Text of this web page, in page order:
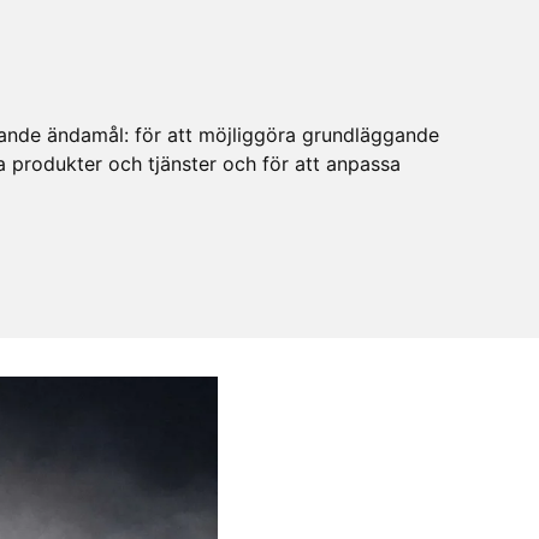
ändamål: för att möjliggöra grundläggande
och tjänster och för att anpassa